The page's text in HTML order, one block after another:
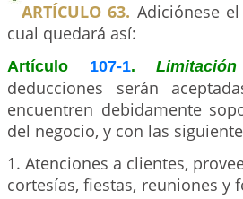
ARTÍCULO 63. Adiciónese
cual quedará así:
Artículo 107-1.
deducciones serán
encuentren debidamente
del negocio, y con las
1. Atenciones a clientes,
cortesías, fiestas, reuniones